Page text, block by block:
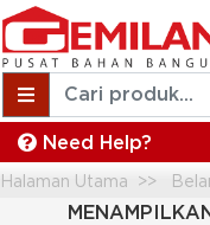
Need Help?
Halaman Utama